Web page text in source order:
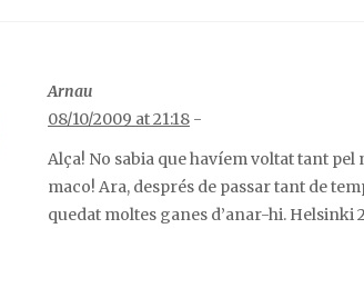
Arnau
08/10/2009 at 21:18 -
Alça! No sabia que havíem voltat tant pel
maco! Ara, després de passar tant de
quedat moltes ganes d’anar-hi. Helsinki